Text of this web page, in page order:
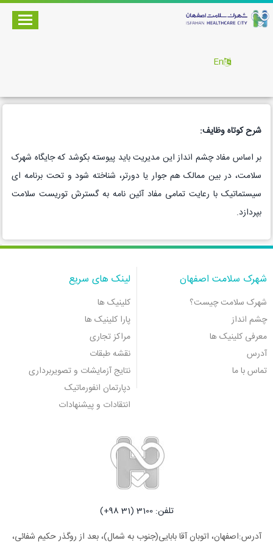
En
شرح کوتاه وظایف:
بر اساس مفاد چشم انداز این مدیریت باید پیوسته بکوشد که جایگاه شهرک
سلامت، در بین ممالک هم جوار یا دورتر، شناخته شود و تحت برنامه ای
سیستماتیک با رعایت تمامی مفاد آئین نامه به گسترش توریست سلامت
بپردازد.
شهرک سلامت اصفهان
شهرک سلامت چیست؟
چشم انداز
معرفی کلینیک ها
آدرس
تماس با ما
لینک های سریع
کلینیک ها
پارا کلینیک ها
مراکز تجاری
نقشه طبقات
نتایج آزمایشات و تصویربرداری
دپارتمان انفورماتیک
انتقادات و پیشنهادات
تلفن: 3100 (31 98+)
آدرس:اصفهان، اتوبان آقا بابایی(جنوب به شمال)، بعد از روگذر حکیم شفائی،